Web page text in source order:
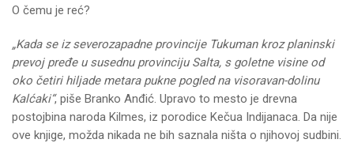
O čemu je reć?
„Kada se iz severozapadne provincije Tukuman kroz planinski
prevoj pređe u susednu provinciju Salta, s goletne visine od
oko četiri hiljade metara pukne pogled na visoravan-dolinu
Kalćaki“, piše Branko Anđić. Upravo to mesto je drevna
postojbina naroda Kilmes, iz porodice Kečua Indijanaca. Da nije
ove knjige, možda nikada ne bih saznala ništa o njihovoj sudbini.